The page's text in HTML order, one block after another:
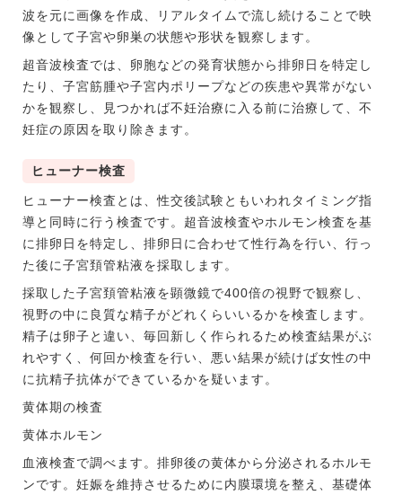
波を元に画像を作成、リアルタイムで流し続けることで映
像として子宮や卵巣の状態や形状を観察します。
超音波検査では、卵胞などの発育状態から排卵日を特定し
たり、子宮筋腫や子宮内ポリープなどの疾患や異常がない
かを観察し、見つかれば不妊治療に入る前に治療して、不
妊症の原因を取り除きます。
ヒューナー検査
ヒューナー検査とは、性交後試験ともいわれタイミング指
導と同時に行う検査です。超音波検査やホルモン検査を基
に排卵日を特定し、排卵日に合わせて性行為を行い、行っ
た後に子宮頚管粘液を採取します。
採取した子宮頚管粘液を顕微鏡で400倍の視野で観察し、
視野の中に良質な精子がどれくらいいるかを検査します。
精子は卵子と違い、毎回新しく作られるため検査結果がぶ
れやすく、何回か検査を行い、悪い結果が続けば女性の中
に抗精子抗体ができているかを疑います。
黄体期の検査
黄体ホルモン
血液検査で調べます。排卵後の黄体から分泌されるホルモ
ンです。妊娠を維持させるために内膜環境を整え、基礎体